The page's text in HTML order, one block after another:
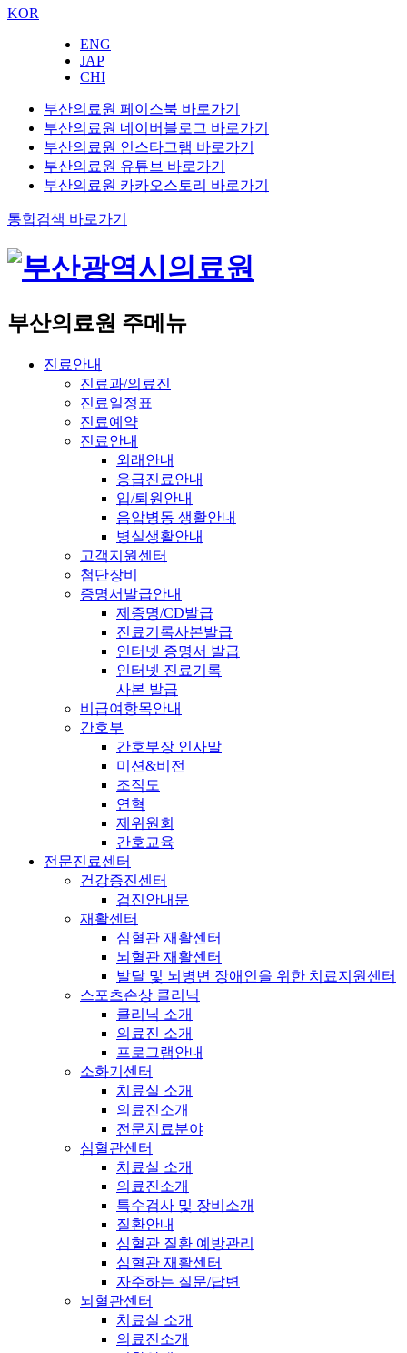
KOR
ENG
JAP
CHI
부산의료원 페이스북 바로가기
부산의료원 네이버블로그 바로가기
부산의료원 인스타그램 바로가기
부산의료원 유튜브 바로가기
부산의료원 카카오스토리 바로가기
통합검색 바로가기
부산의료원 주메뉴
진료안내
진료과/의료진
진료일정표
진료예약
진료안내
외래안내
응급진료안내
입/퇴원안내
음압병동 생활안내
병실생활안내
고객지원센터
첨단장비
증명서발급안내
제증명/CD발급
진료기록사본발급
인터넷 증명서 발급
인터넷 진료기록
사본 발급
비급여항목안내
간호부
간호부장 인사말
미션&비전
조직도
연혁
제위원회
간호교육
전문진료센터
건강증진센터
검진안내문
재활센터
심혈관 재활센터
뇌혈관 재활센터
발달 및 뇌병변 장애인을 위한 치료지원센터
스포츠손상 클리닉
클리닉 소개
의료진 소개
프로그램안내
소화기센터
치료실 소개
의료진소개
전문치료분야
심혈관센터
치료실 소개
의료진소개
특수검사 및 장비소개
질환안내
심혈관 질환 예방관리
심혈관 재활센터
자주하는 질문/답변
뇌혈관센터
치료실 소개
의료진소개